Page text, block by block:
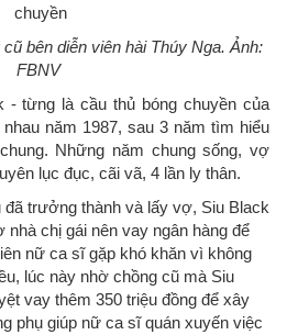
bên diễn viên hài Thúy Nga. Ảnh:
FBNV
- từng là cầu thủ bóng chuyền của
năm 1987, sau 3 năm tìm hiểu
Những năm chung sống, vợ
lục đục, cãi vã, 4 lần ly thân.
trưởng thành và lấy vợ, Siu Black
nhà chị gái nên vay ngân hàng để
nữ ca sĩ gặp khó khăn vì không
lúc này nhờ chồng cũ mà Siu
vay thêm 350 triệu đồng để xây
phụ giúp nữ ca sĩ quán xuyến việc